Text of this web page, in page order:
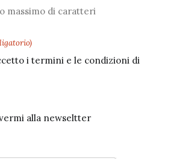
massimo di caratteri
i termini e le condizioni di
alla newseltter